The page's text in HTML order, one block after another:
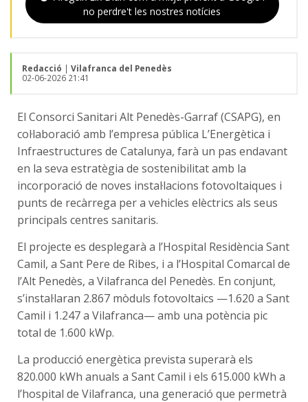
no perdre't les nostres notícies
Redacció | Vilafranca del Penedès
02-06-2026 21:41
El Consorci Sanitari Alt Penedès-Garraf (CSAPG), en
col·laboració amb l’empresa pública L’Energètica i
Infraestructures de Catalunya, farà un pas endavant
en la seva estratègia de sostenibilitat amb la
incorporació de noves instal·lacions fotovoltaiques i
punts de recàrrega per a vehicles elèctrics als seus
principals centres sanitaris.
El projecte es desplegarà a l’Hospital Residència Sant
Camil, a Sant Pere de Ribes, i a l’Hospital Comarcal de
l’Alt Penedès, a Vilafranca del Penedès. En conjunt,
s’instal·laran 2.867 mòduls fotovoltaics —1.620 a Sant
Camil i 1.247 a Vilafranca— amb una potència pic
total de 1.600 kWp.
La producció energètica prevista superarà els
820.000 kWh anuals a Sant Camil i els 615.000 kWh a
l’hospital de Vilafranca, una generació que permetrà